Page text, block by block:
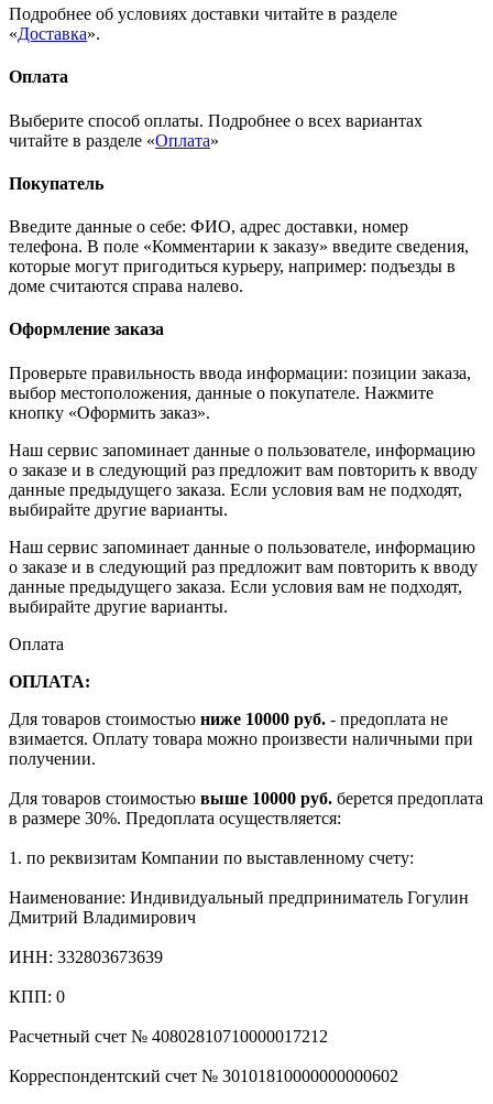
Подробнее об условиях доставки читайте в разделе
«Доставка».
Оплата
Выберите способ оплаты. Подробнее о всех вариантах
читайте в разделе «Оплата»
Покупатель
Введите данные о себе: ФИО, адрес доставки, номер
телефона. В поле «Комментарии к заказу» введите сведения,
которые могут пригодиться курьеру, например: подъезды в
доме считаются справа налево.
Оформление заказа
Проверьте правильность ввода информации: позиции заказа,
выбор местоположения, данные о покупателе. Нажмите
кнопку «Оформить заказ».
Наш сервис запоминает данные о пользователе, информацию
о заказе и в следующий раз предложит вам повторить к вводу
данные предыдущего заказа. Если условия вам не подходят,
выбирайте другие варианты.
Наш сервис запоминает данные о пользователе, информацию
о заказе и в следующий раз предложит вам повторить к вводу
данные предыдущего заказа. Если условия вам не подходят,
выбирайте другие варианты.
Оплата
ОПЛАТА:
Для товаров стоимостью ниже 10000 руб. - предоплата не
взимается. Оплату товара можно произвести наличными при
получении.
Для товаров стоимостью выше 10000 руб. берется предоплата
в размере 30%. Предоплата осуществляется:
1. по реквизитам Компании по выставленному счету:
Наименование: Индивидуальный предприниматель Гогулин
Дмитрий Владимирович
ИНН: 332803673639
КПП: 0
Расчетный счет № 40802810710000017212
Корреспондентский счет № 30101810000000000602